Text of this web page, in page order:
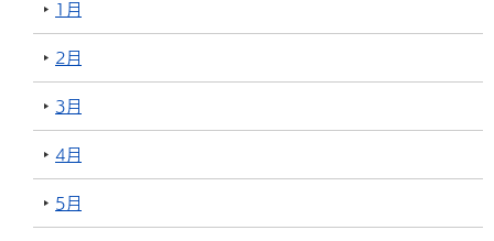
1月
2月
3月
4月
5月